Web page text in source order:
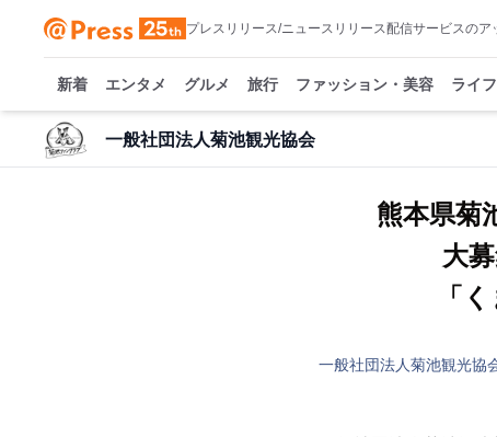
プレスリリース/ニュースリリース配信サービスのア
新着 エンタメ グルメ 旅行 ファッション・美容 ライ
一般社団法人菊池観光協会
熊本県菊
大
「
一般社団法人菊池観光協